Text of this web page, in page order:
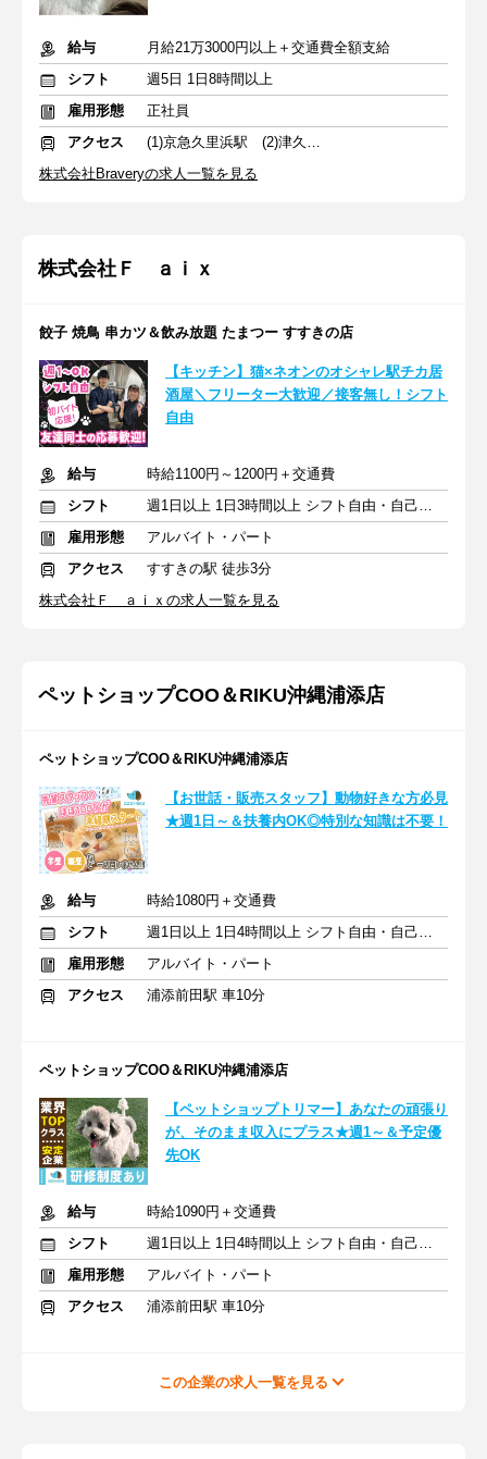
給与
月給21万3000円以上＋交通費全額支給
シフト
週5日 1日8時間以上
雇用形態
正社員
アクセス
(1)京急久里浜駅 (2)津久井浜駅
株式会社Braveryの求人一覧を見る
株式会社Ｆ ａｉｘ
餃子 焼鳥 串カツ＆飲み放題 たまつー すすきの店
【キッチン】猫×ネオンのオシャレ駅チカ居
酒屋＼フリーター大歓迎／接客無し！シフト
自由
給与
時給1100円～1200円＋交通費
シフト
週1日以上 1日3時間以上 シフト自由・自己申告
雇用形態
アルバイト・パート
アクセス
すすきの駅 徒歩3分
株式会社Ｆ ａｉｘの求人一覧を見る
ペットショップCOO＆RIKU沖縄浦添店
ペットショップCOO＆RIKU沖縄浦添店
【お世話・販売スタッフ】動物好きな方必見
★週1日～＆扶養内OK◎特別な知識は不要！
給与
時給1080円＋交通費
シフト
週1日以上 1日4時間以上 シフト自由・自己申告
雇用形態
アルバイト・パート
アクセス
浦添前田駅 車10分
ペットショップCOO＆RIKU沖縄浦添店
【ペットショップトリマー】あなたの頑張り
が、そのまま収入にプラス★週1～＆予定優
先OK
給与
時給1090円＋交通費
シフト
週1日以上 1日4時間以上 シフト自由・自己申告
雇用形態
アルバイト・パート
アクセス
浦添前田駅 車10分
この企業の求人一覧を見る